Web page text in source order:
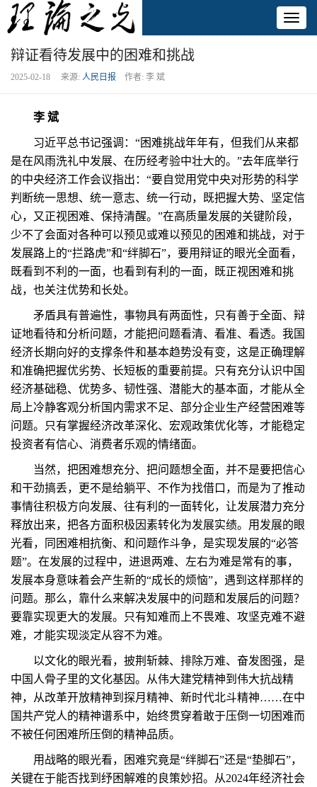
辩证看待发展中的困难和挑战
2025-02-18 来源: 人民日报 作者: 李 斌
李 斌
习近平总书记强调：“困难挑战年年有，但我们从来都
是在风雨洗礼中发展、在历经考验中壮大的。”去年底举行
的中央经济工作会议指出：“要自觉用党中央对形势的科学
判断统一思想、统一意志、统一行动，既把握大势、坚定信
心，又正视困难、保持清醒。”在高质量发展的关键阶段，
少不了会面对各种可以预见或难以预见的困难和挑战，对于
发展路上的“拦路虎”和“绊脚石”，要用辩证的眼光全面看，
既看到不利的一面，也看到有利的一面，既正视困难和挑
战，也关注优势和长处。
矛盾具有普遍性，事物具有两面性，只有善于全面、辩
证地看待和分析问题，才能把问题看清、看准、看透。我国
经济长期向好的支撑条件和基本趋势没有变，这是正确理解
和准确把握优劣势、长短板的重要前提。只有充分认识中国
经济基础稳、优势多、韧性强、潜能大的基本面，才能从全
局上冷静客观分析国内需求不足、部分企业生产经营困难等
问题。只有掌握经济改革深化、宏观政策优化等，才能稳定
投资者有信心、消费者乐观的情绪面。
当然，把困难想充分、把问题想全面，并不是要把信心
和干劲搞丢，更不是给躺平、不作为找借口，而是为了推动
事情往积极方向发展、往有利的一面转化，让发展潜力充分
释放出来，把各方面积极因素转化为发展实绩。用发展的眼
光看，同困难相抗衡、和问题作斗争，是实现发展的“必答
题”。在发展的过程中，进退两难、左右为难是常有的事，
发展本身意味着会产生新的“成长的烦恼”，遇到这样那样的
问题。那么，靠什么来解决发展中的问题和发展后的问题？
要靠实现更大的发展。只有知难而上不畏难、攻坚克难不避
难，才能实现淡定从容不为难。
以文化的眼光看，披荆斩棘、排除万难、奋发图强，是
中国人骨子里的文化基因。从伟大建党精神到伟大抗战精
神，从改革开放精神到探月精神、新时代北斗精神……在中
国共产党人的精神谱系中，始终贯穿着敢于压倒一切困难而
不被任何困难所压倒的精神品质。
用战略的眼光看，困难究竟是“绊脚石”还是“垫脚石”，
关键在于能否找到纾困解难的良策妙招。从2024年经济社会